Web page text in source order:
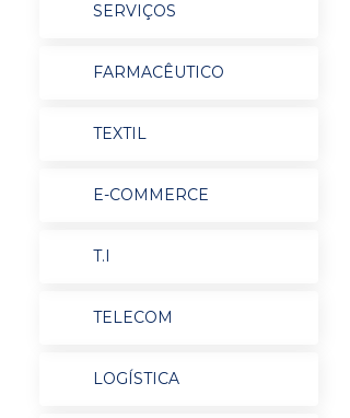
SERVIÇOS
FARMACÊUTICO
TEXTIL
E-COMMERCE
T.I
TELECOM
LOGÍSTICA